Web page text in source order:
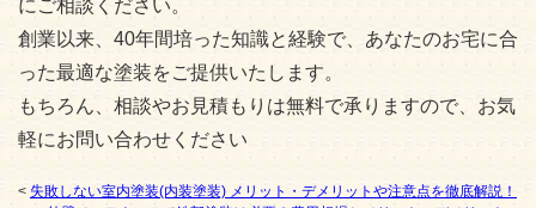
にご相談ください。
創業以来、40年間培った知識と経験で、あなたのお宅に合
った最適な塗装をご提供いたします。
もちろん、相談やお見積もりは無料で承りますので、お気
軽にお問い合わせください
< 失敗しない室内塗装(内装塗装) メリット・デメリットや注意点を徹底解説！